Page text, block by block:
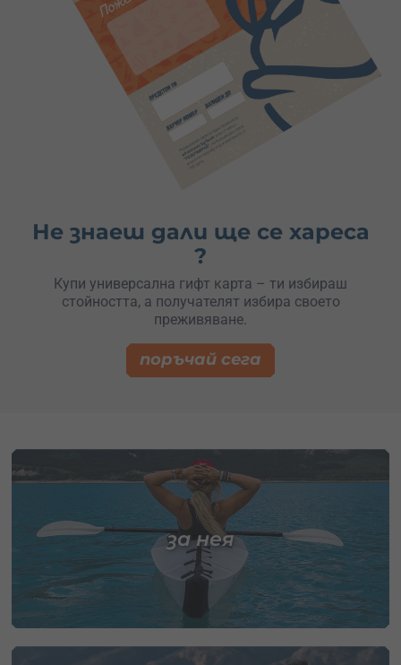
Не знаеш дали ще се хареса
?
Купи универсална гифт карта – ти избираш
стойността, а получателят избира своето
преживяване.
поръчай сега
за нея